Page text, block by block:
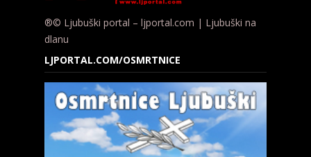
®© Ljubuški portal – ljportal.com | Ljubuški na
dlanu
LJPORTAL.COM/OSMRTNICE